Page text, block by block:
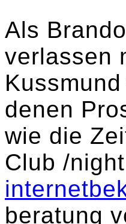
Als
verlassen
denen
wie die
Club /
beratung